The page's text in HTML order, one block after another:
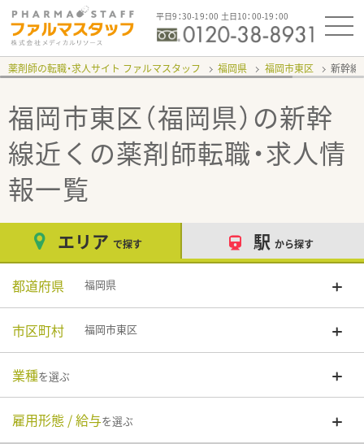
平日9：30-19：00 土日10：00-19：00
薬剤師の転職・求人サイト ファルマスタッフ 福岡県 福岡市東区 新幹
福岡市東区（福岡県）の新幹
線近く の薬剤師転職・求人情
報一覧
エリア で探す 駅 から探す
都道府県 福岡県
市区町村 福岡市東区
業種を選ぶ
雇用形態 / 給与を選ぶ